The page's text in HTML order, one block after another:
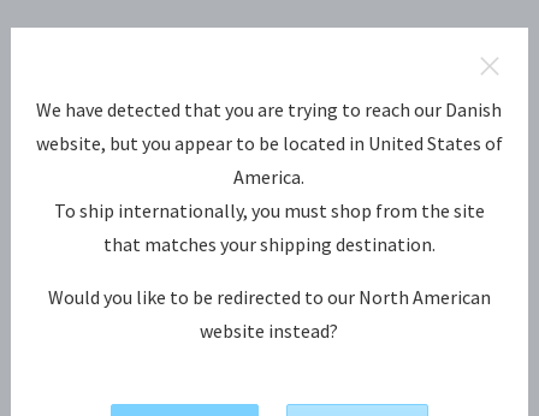
PYRAMIDE Teske
We have detected that you are trying to reach our Danish
website, but you appear to be located in United States of
America.
To ship internationally, you must shop from the site
that matches your shipping destination.
Would you like to be redirected to our North American
website instead?